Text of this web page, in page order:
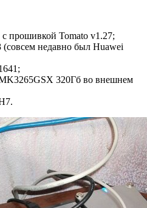
прошивкой Tomato v1.27;
недавно был Huawei
320Гб во внешнем